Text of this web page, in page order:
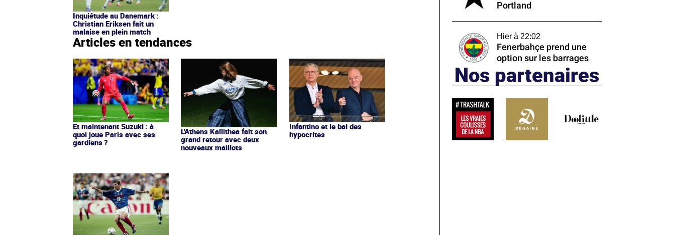
Inquiétude au Danemark :
Christian Eriksen fait un
malaise en plein match
Articles en tendances
Et maintenant Suzuki : à
quoi joue Paris avec ses
gardiens ?
L'Athens Kallithea fait son
grand retour avec deux
nouveaux maillots
Infantino et le bal des
hypocrites
Portland
Hier à 22:02
Fenerbahçe prend une
option sur les barrages
Nos partenaires